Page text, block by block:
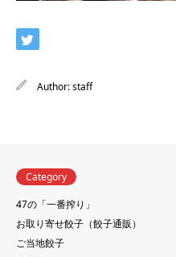
Author:staff
Category
47の「一番搾り」
お取り寄せ餃子（餃子通販）
ご当地餃子